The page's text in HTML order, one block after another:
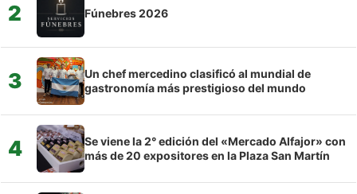
2 Fúnebres 2026
3
Un chef mercedino clasificó al mundial de
gastronomía más prestigioso del mundo
4
Se viene la 2° edición del «Mercado Alfajor» con
más de 20 expositores en la Plaza San Martín